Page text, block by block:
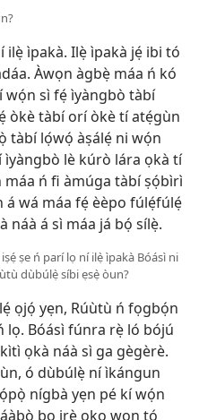
ilẹ̀ ìpakà. Ilẹ̀ ìpakà jẹ́ ibi tó
Àwọn àgbẹ̀ máa ń kó
wọ́n sì fẹ́ ìyàngbò tàbí
òkè tàbí orí òkè tí atẹ́gùn
tàbí lọ́wọ́ àṣálẹ́ ni wọ́n
ìyàngbò lè kúrò lára ọkà tí
ń fi àmúga tàbí ṣọ́bìrì
á wá máa fẹ́ èèpo fúlẹ́fúlẹ́
náà á sì máa já bọ́ sílẹ̀.
ṣe ń parí lọ ní ilẹ̀ ìpakà Bóásì ni
dùbúlẹ̀ síbi ẹsẹ̀ òun?
ọjọ́ yẹn, Rúùtù ń fọgbọ́n
lọ. Bóásì fúnra rẹ̀ ló bójú
ọkà náà sì ga gègèrè.
ó dùbúlẹ̀ ní ìkángun
nígbà yẹn pé kí wọ́n
bo irè oko wọn tó